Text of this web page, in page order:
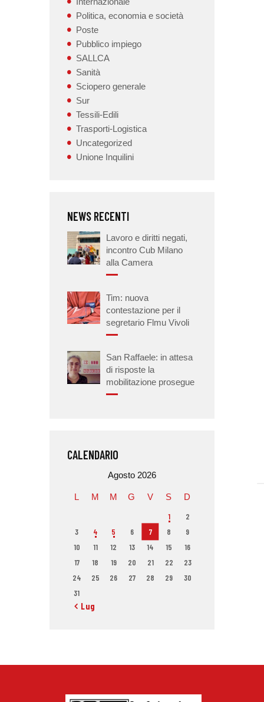
Politica, economia e società
Poste
Pubblico impiego
SALLCA
Sanità
Sciopero generale
Sur
Tessili-Edili
Trasporti-Logistica
Uncategorized
Unione Inquilini
NEWS RECENTI
Lavoro e diritti negati,
incontro Cub Milano
alla Camera
Tim: nuova
contestazione per il
segretario Flmu Vivoli
San Raffaele: in attesa
di risposte la
mobilitazione prosegue
CALENDARIO
Agosto 2026
L M M G V S D
1
2
3
4 5 6 7 8
9
10
11 12 13 14 15
16
17
18 19 20 21 22
23
24
25 26 27 28 29
30
31
« Lug